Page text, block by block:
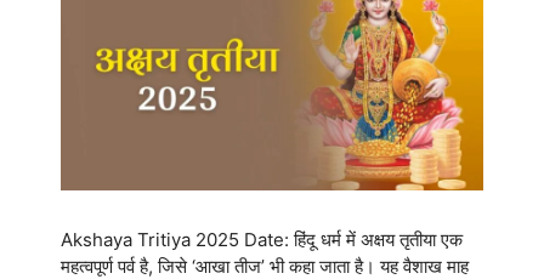
Akshaya Tritiya 2025 Date: हिंदू धर्म में अक्षय तृतीया एक
महत्वपूर्ण पर्व है, जिसे ‘आखा तीज’ भी कहा जाता है। यह वैशाख माह